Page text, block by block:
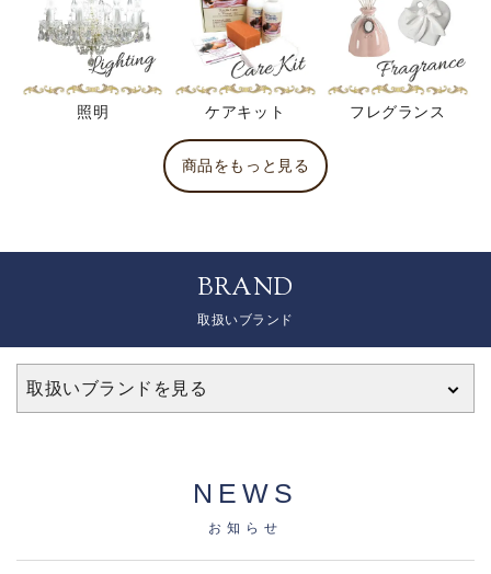
照明 ケアキット フレグランス
商品をもっと見る
BRAND
取扱いブランド
取扱いブランドを見る
NEWS
お知らせ